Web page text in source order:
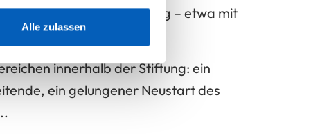
Alle zulassen
ambulante Versorgung – etwa mit
innerhalb der Stiftung: ein
ein gelungener Neustart des